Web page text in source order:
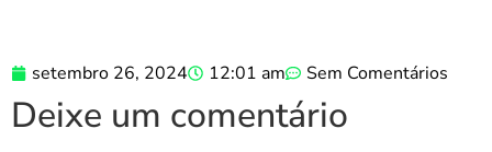
setembro 26, 2024 12:01 am Sem Comentários
Deixe um comentário